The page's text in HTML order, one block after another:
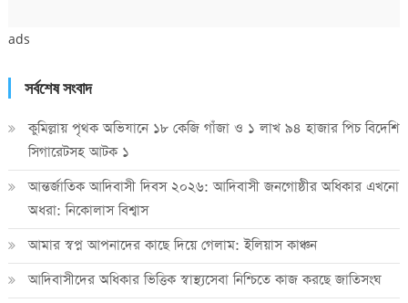
ads
সর্বশেষ সংবাদ
কুমিল্লায় পৃথক অভিযানে ১৮ কেজি গাঁজা ও ১ লাখ ৯৪ হাজার পিচ বিদেশি
সিগারেটসহ আটক ১
আন্তর্জাতিক আদিবাসী দিবস ২০২৬: আদিবাসী জনগোষ্ঠীর অধিকার এখনো
অধরা: নিকোলাস বিশ্বাস
আমার স্বপ্ন আপনাদের কাছে দিয়ে গেলাম: ইলিয়াস কাঞ্চন
আদিবাসীদের অধিকার ভিত্তিক স্বাস্থ্যসেবা নিশ্চিতে কাজ করছে জাতিসংঘ